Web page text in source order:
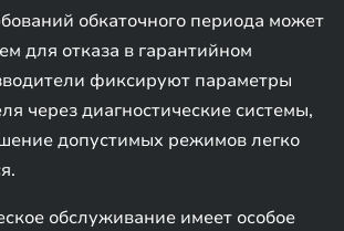
обкаточного периода может
для отказа в гарантийном
фиксируют параметры
через диагностические системы,
допустимых режимов легко
обслуживание имеет особое